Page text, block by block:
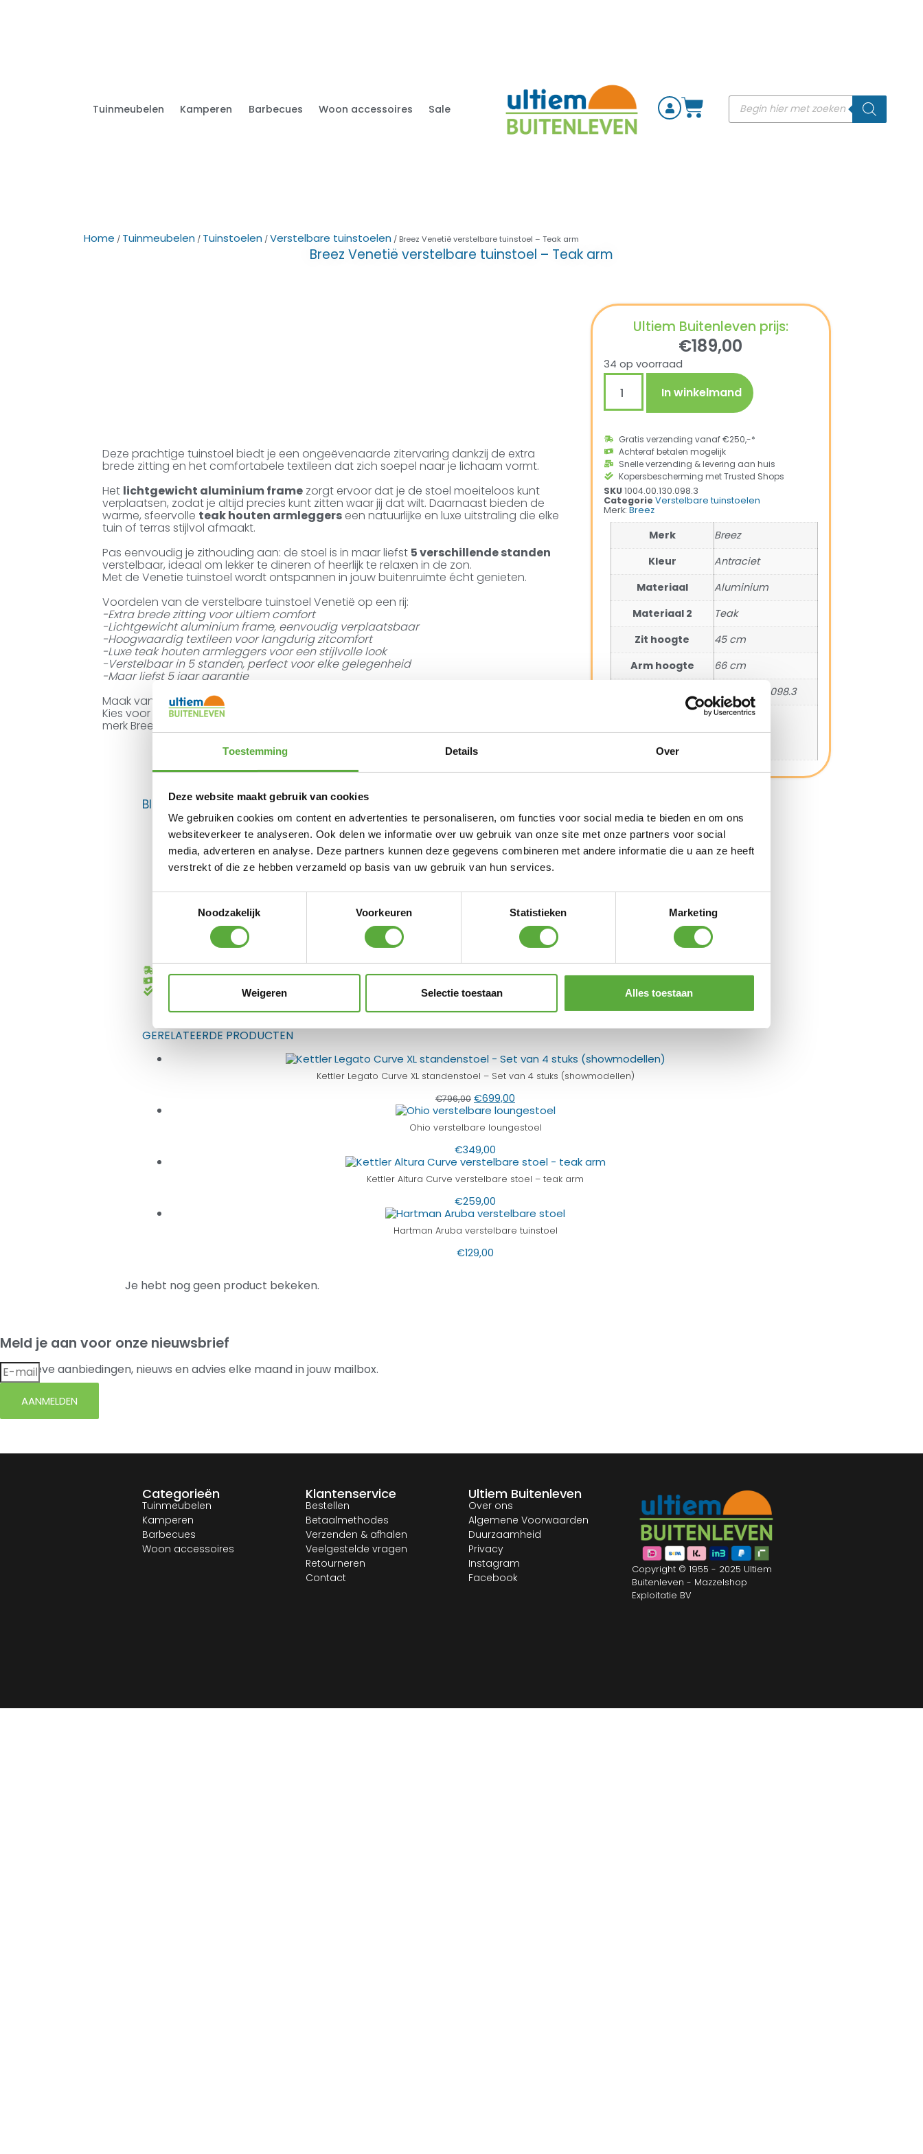
Toestemming Details Over
Deze website maakt gebruik van cookies
We gebruiken cookies om content en advertenties te personaliseren, om functies voor social media te bieden en om ons
websiteverkeer te analyseren. Ook delen we informatie over uw gebruik van onze site met onze partners voor social
media, adverteren en analyse. Deze partners kunnen deze gegevens combineren met andere informatie die u aan ze heeft
verstrekt of die ze hebben verzameld op basis van uw gebruik van hun services.
Noodzakelijk
Voorkeuren Statistieken Marketing
Weigeren Selectie toestaan Alles toestaan
Tuinmeubelen Kamperen Barbecues Woon accessoires Sale
Home / Tuinmeubelen / Tuinstoelen /Verstelbare tuinstoelen / Breez Venetië verstelbare tuinstoel – Teak arm
Breez Venetië verstelbare tuinstoel – Teak arm
Deze prachtige tuinstoel biedt je een ongeëvenaarde zitervaring dankzij de extra
brede zitting en het comfortabele textileen dat zich soepel naar je lichaam vormt.
Het lichtgewicht aluminium frame zorgt ervoor dat je de stoel moeiteloos kunt
verplaatsen, zodat je altijd precies kunt zitten waar jij dat wilt. Daarnaast bieden de
warme, sfeervolle teak houten armleggers een natuurlijke en luxe uitstraling die elke
tuin of terras stijlvol afmaakt.
Pas eenvoudig je zithouding aan: de stoel is in maar liefst 5 verschillende standen
verstelbaar, ideaal om lekker te dineren of heerlijk te relaxen in de zon.
Met de Venetie tuinstoel wordt ontspannen in jouw buitenruimte écht genieten.
Voordelen van de verstelbare tuinstoel Venetië op een rij:
-Extra brede zitting voor ultiem comfort
-Lichtgewicht aluminium frame, eenvoudig verplaatsbaar
-Hoogwaardig textileen voor langdurig zitcomfort
-Luxe teak houten armleggers voor een stijlvolle look
-Verstelbaar in 5 standen, perfect voor elke gelegenheid
-Maar liefst 5 jaar garantie
Maak van jouw tuin of balkon dé plek om samen te genieten, ontspannen en beleven.
Kies voor kwaliteit, comfort en elegantie met de verstelbare tuinstoel Venetië van het
merk Breez.
Ultiem Buitenleven prijs:
€189,00
34 op voorraad
In winkelmand
Gratis verzending vanaf €250,-*
Achteraf betalen mogelijk
Snelle verzending & levering aan huis
Kopersbescherming met Trusted Shops
SKU1004.00.130.098.3
Categorie Verstelbare tuinstoelen
Merk: Breez
Merk
Breez
Kleur
Antraciet
Materiaal
Aluminium
Materiaal 2
Teak
Zit hoogte
45 cm
Arm hoogte
66 cm
1004.00.130.098.3
belastbaarheid
(kg)
130 kg
BIJPASSENDE ACCESSOIRES EN ALTERNATIEVE PRODUCTEN
Breez Turijn verstelbare stoel – Teak arm
€179,00
Breez Lecce Voetenbank
Achteraf betalen mogelijk
Kopersbescherming met Trusted Shops
GERELATEERDE PRODUCTEN
Kettler Legato Curve XL standenstoel – Set van 4 stuks (showmodellen)
€796,00 €699,00
Ohio verstelbare loungestoel
€349,00
Kettler Altura Curve verstelbare stoel – teak arm
€259,00
Hartman Aruba verstelbare tuinstoel
€129,00
Je hebt nog geen product bekeken.
Meld je aan voor onze nieuwsbrief
Exclusieve aanbiedingen, nieuws en advies elke maand in jouw mailbox.
AANMELDEN
Categorieën
Tuinmeubelen
Kamperen
Barbecues
Woon accessoires
Klantenservice
Bestellen
Betaalmethodes
Verzenden & afhalen
Veelgestelde vragen
Retourneren
Contact
Ultiem Buitenleven
Over ons
Algemene Voorwaarden
Duurzaamheid
Privacy
Instagram
Facebook
Copyright © 1955 - 2025 Ultiem
Buitenleven - Mazzelshop
Exploitatie BV